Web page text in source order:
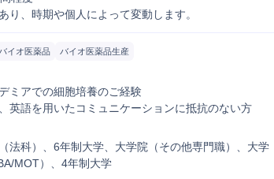
り、時期や個人によって変動します。
バイオ医薬品 バイオ医薬品生産
ミアでの細胞培養のご経験
英語を用いたコミュニケーションに抵抗のない方
法科）、6年制大学、大学院（その他専門職）、大学
MOT）、4年制大学